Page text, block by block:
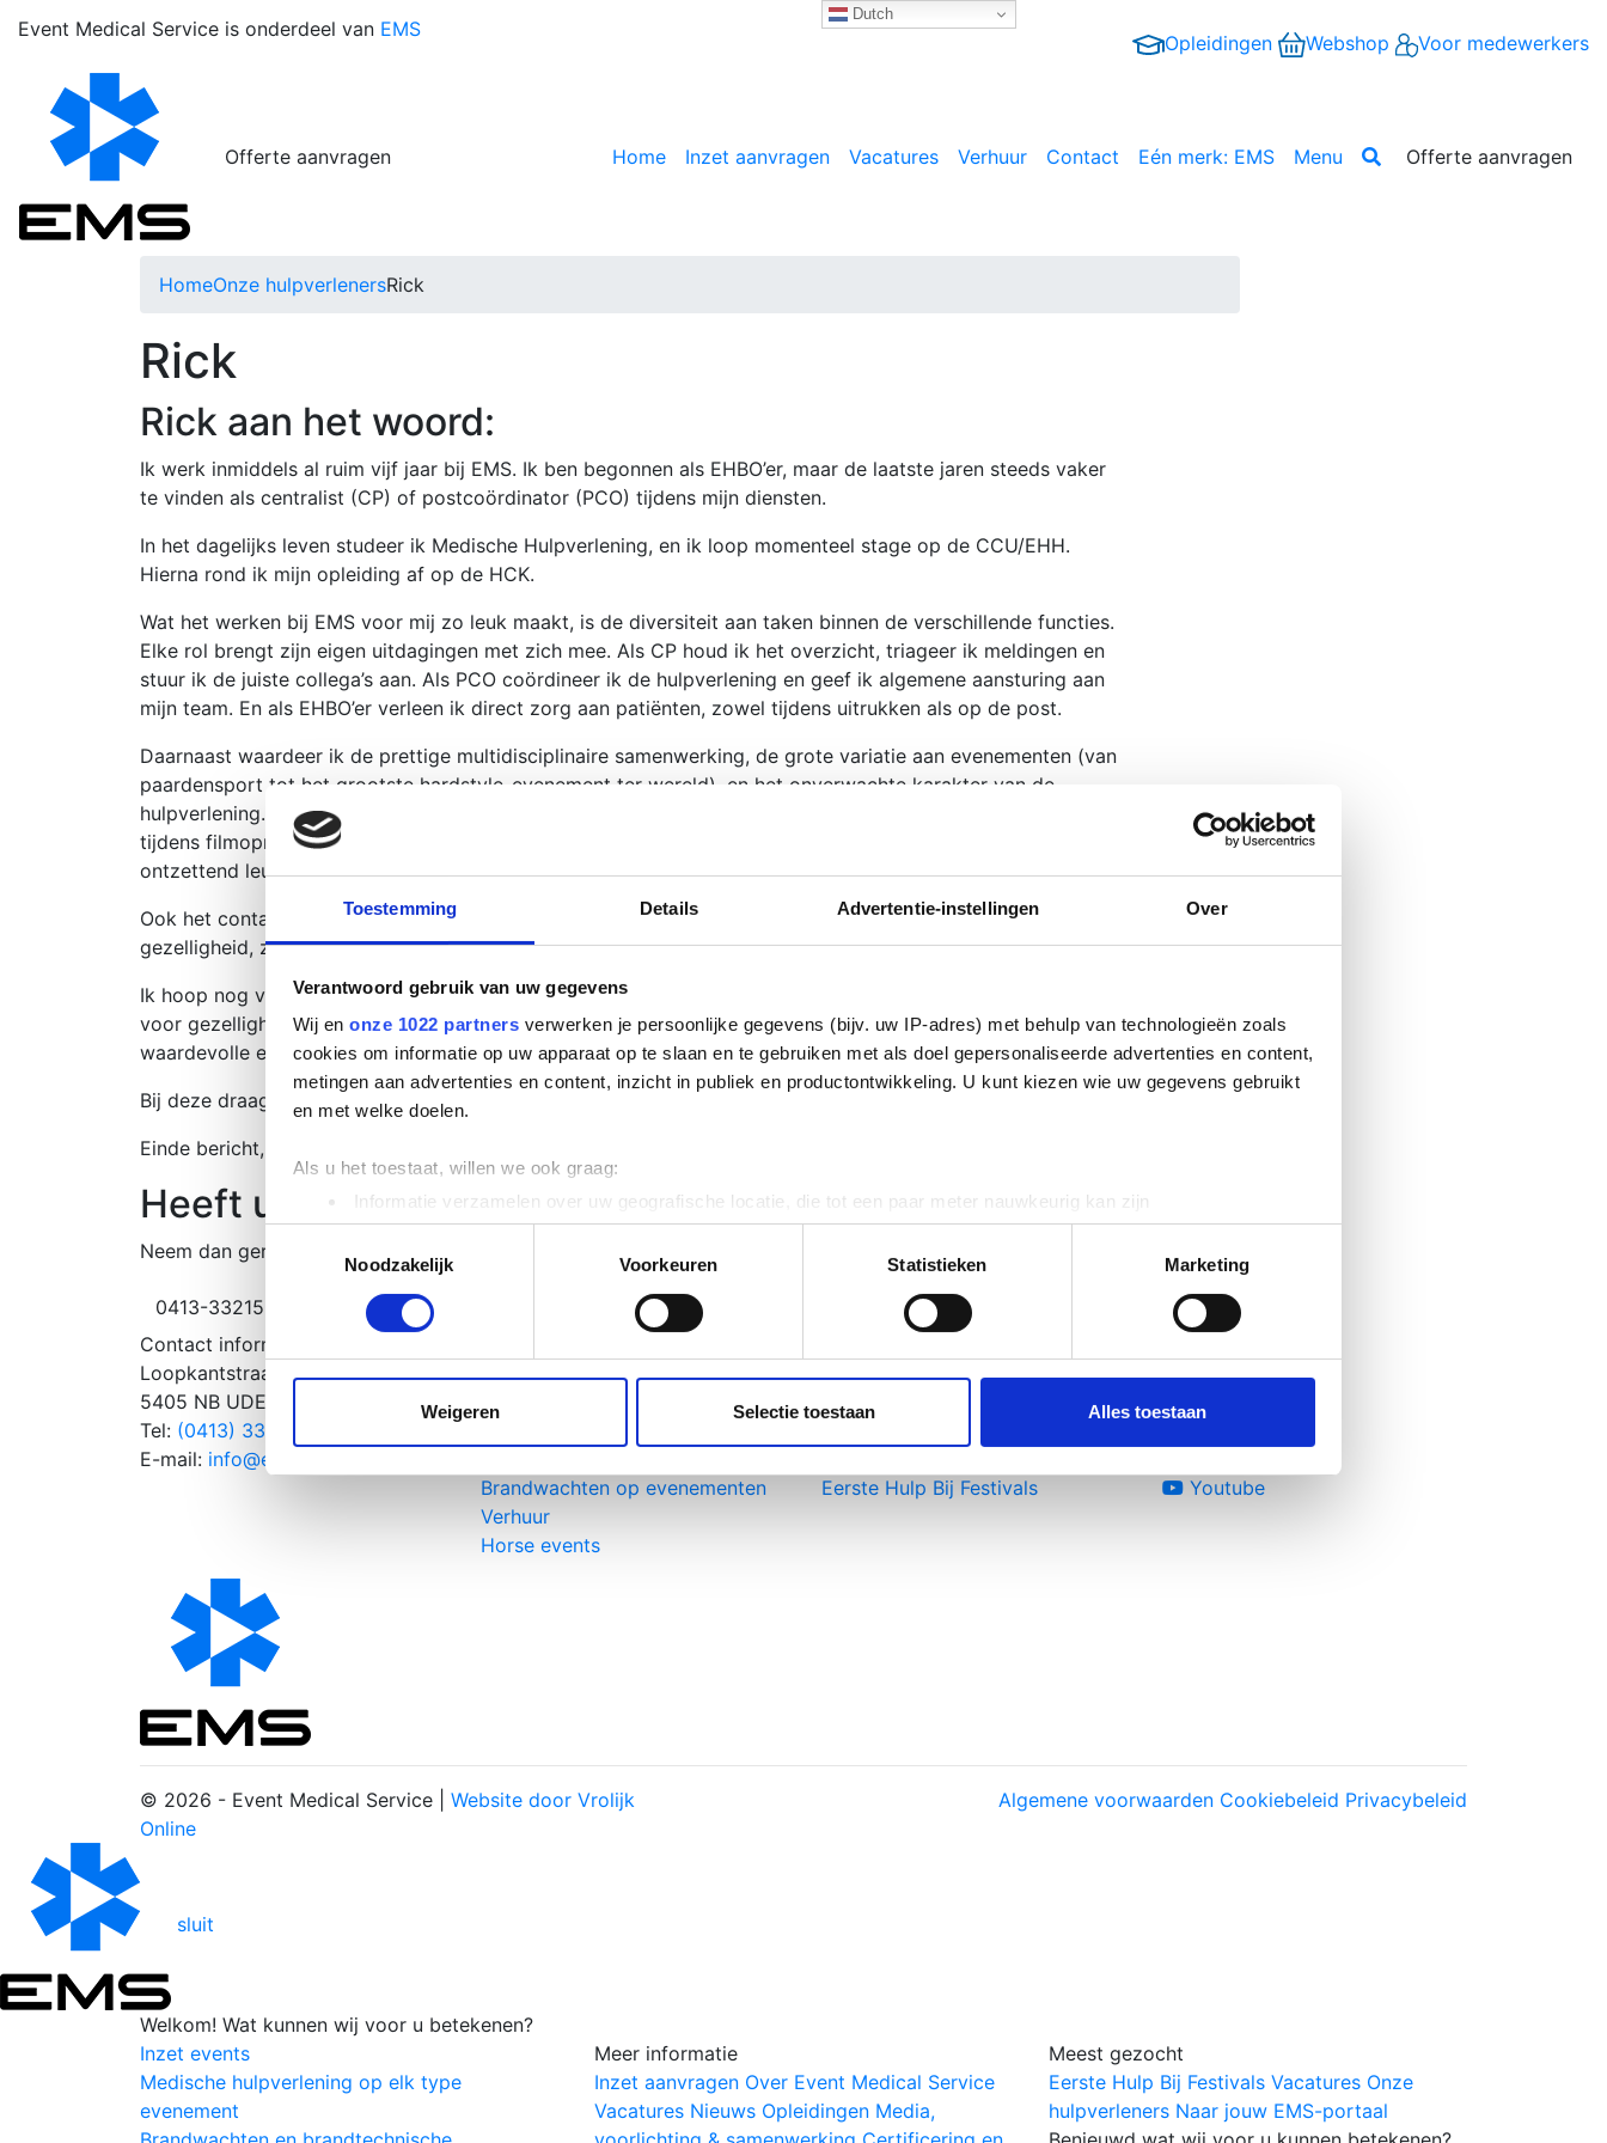
Toestemming Details Advertentie-instellingen Over
Verantwoord gebruik van uw gegevens
Wij en onze 1022 partners verwerken je persoonlijke gegevens (bijv. uw IP-adres) met behulp van technologieën zoals
cookies om informatie op uw apparaat op te slaan en te gebruiken met als doel gepersonaliseerde advertenties en content,
metingen aan advertenties en content, inzicht in publiek en productontwikkeling. U kunt kiezen wie uw gegevens gebruikt
en met welke doelen.
Als u het toestaat, willen we ook graag:
Informatie verzamelen over uw geografische locatie, die tot een paar meter nauwkeurig kan zijn
Uw apparaat identificeren door het actief te scannen op specifieke eigenschappen (fingerprinting)
Lees meer over hoe uw persoonlijke gegevens worden verwerkt en stel uw voorkeuren in het
detailgedeeltein. U kunt uw
toestemming op elk moment wijzigen of intrekken in de Cookieverklaring.
websiteverkeer te analyseren. Ook delen we informatie over uw gebruik van onze site met onze partners voor social
media, adverteren en analyse. Deze partners kunnen deze gegevens combineren met andere informatie die u aan ze heeft
Noodzakelijk
Voorkeuren Statistieken Marketing
Weigeren Selectie toestaan Alles toestaan
Event Medical Service is onderdeel van EMS
Dutch
Opleidingen Webshop Voor medewerkers
Offerte aanvragen Home Inzet aanvragen Vacatures Verhuur Contact Eén merk: EMS Menu Offerte aanvragen
HomeOnze hulpverlenersRick
Rick
Rick aan het woord:
Ik werk inmiddels al ruim vijf jaar bij EMS. Ik ben begonnen als EHBO’er, maar de laatste jaren steeds vaker
te vinden als centralist (CP) of postcoördinator (PCO) tijdens mijn diensten.
In het dagelijks leven studeer ik Medische Hulpverlening, en ik loop momenteel stage op de CCU/EHH.
Hierna rond ik mijn opleiding af op de HCK.
Wat het werken bij EMS voor mij zo leuk maakt, is de diversiteit aan taken binnen de verschillende functies.
Elke rol brengt zijn eigen uitdagingen met zich mee. Als CP houd ik het overzicht, triageer ik meldingen en
stuur ik de juiste collega’s aan. Als PCO coördineer ik de hulpverlening en geef ik algemene aansturing aan
mijn team. En als EHBO’er verleen ik direct zorg aan patiënten, zowel tijdens uitrukken als op de post.
Daarnaast waardeer ik de prettige multidisciplinaire samenwerking, de grote variatie aan evenementen (van
paardensport tot het grootste hardstyle-evenement ter wereld), en het onverwachte karakter van de
hulpverlening. Het schakelen bij serieuze meldingen, werken op bijzondere locaties zoals het Songfestival of
tijdens filmopnames voor
ontzettend leuk.
Ook het contact met collega’s betekent veel voor me. Het heeft geleid tot hechte vriendschappen en veel
gezelligheid, zowel tijdens als na de diensten. Dat zie ik als een waardevolle toevoeging aan mijn werk.
Ik hoop nog vele jaren met plezier te mogen bijdragen aan evenementen. Werken bij EMS staat voor mij
voor gezelligheid, toffe evenementen, fijne samenwerking onder het motto "één team, één taak", en
waardevolle ervaring opdoen in de pre-hospitalezorg.
Bij deze draag ik het woord over aan Joep van
Einde bericht, over.
Heeft u nog vragen?
Neem dan gerust contact met ons op en u wordt zo spoedig mogelijk geholpen.
0413-332152 info@ems.nl
Contact informatie
Loopkantstraat 2-E
5405 NB UDEN
Tel: (0413) 332 152
E-mail: info@ems.nl
Betrouwbare, deskundige en
representatieve medewerkers
Brandwachten op evenementen
Verhuur
Horse events
Opleidingen
Nieuws
Eerste Hulp Bij Festivals
Facebook
Youtube
© 2026 - Event Medical Service | Website door Vrolijk
Online
Algemene voorwaarden Cookiebeleid Privacybeleid
sluit
Welkom! Wat kunnen wij voor u betekenen?
Inzet events
Medische hulpverlening op elk type
evenement
Meer informatie
Inzet aanvragen Over Event Medical Service
Vacatures Nieuws Opleidingen Media,
Meest gezocht
Eerste Hulp Bij Festivals Vacatures Onze
hulpverleners Naar jouw EMS-portaal